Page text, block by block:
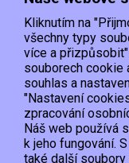
Doprava
Obchodní
EET :Podle zákona o
Kliknutím na
všechny typy
více a
souborech cookie
souhlas a
"Nastavení
zpracování
Náš web používá
k jeho fungování.
také další